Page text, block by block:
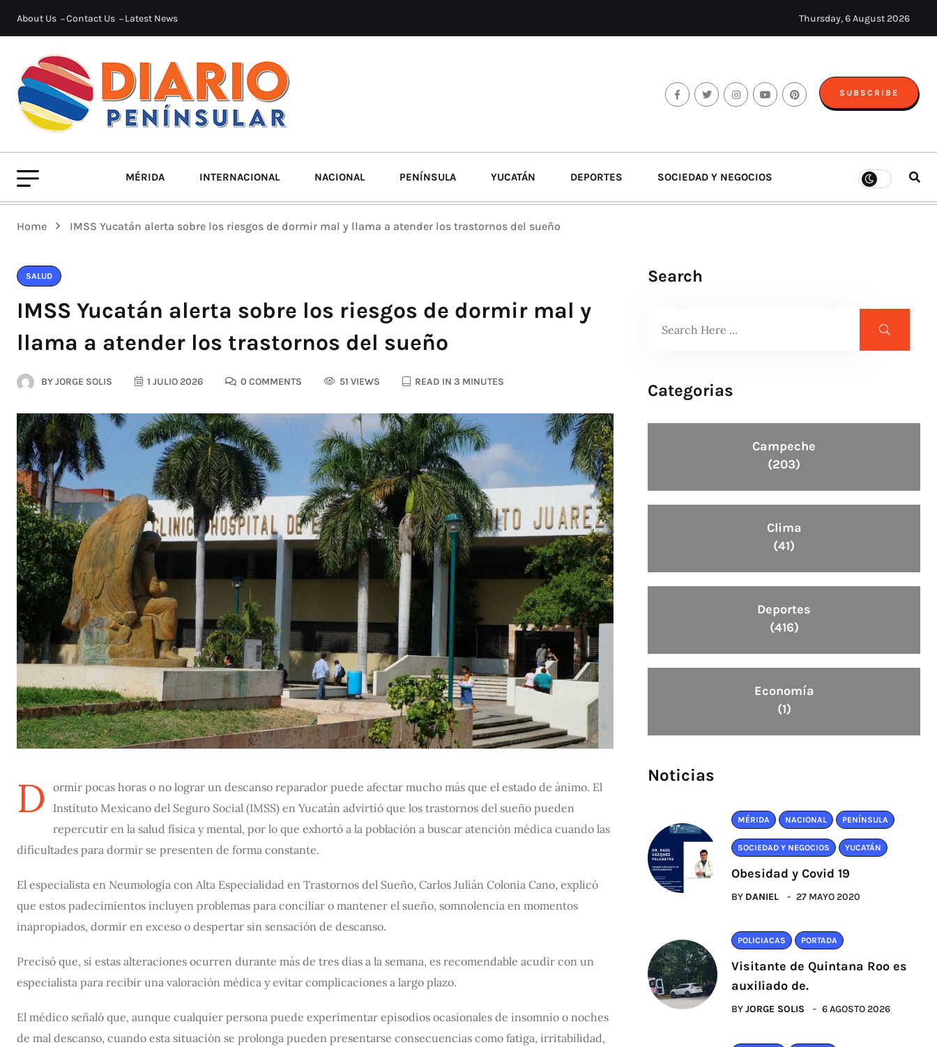
About Us Contact Us Latest News Thursday, 6 August 2026
SUBSCRIBE
MÉRIDA INTERNACIONAL NACIONAL PENÍNSULA YUCATÁN DEPORTES SOCIEDAD Y NEGOCIOS
Home IMSS Yucatán alerta sobre los riesgos de dormir mal y llama a atender los trastornos del sueño
SALUD
IMSS Yucatán alerta sobre los riesgos de dormir mal y
llama a atender los trastornos del sueño
BYJORGE SOLIS 1 JULIO 2026 0 COMMENTS 51 VIEWS READ IN 3 MINUTES
D ormir pocas horas o no lograr un descanso reparador puede afectar mucho más que el estado de ánimo. El
Instituto Mexicano del Seguro Social (IMSS) en Yucatán advirtió que los trastornos del sueño pueden
repercutir en la salud física y mental, por lo que exhortó a la población a buscar atención médica cuando las
dificultades para dormir se presenten de forma constante.
El especialista en Neumología con Alta Especialidad en Trastornos del Sueño, Carlos Julián Colonia Cano, explicó
que estos padecimientos incluyen problemas para conciliar o mantener el sueño, somnolencia en momentos
inapropiados, dormir en exceso o despertar sin sensación de descanso.
Precisó que, si estas alteraciones ocurren durante más de tres días a la semana, es recomendable acudir con un
especialista para recibir una valoración médica y evitar complicaciones a largo plazo.
El médico señaló que, aunque cualquier persona puede experimentar episodios ocasionales de insomnio o noches
de mal descanso, cuando esta situación se prolonga pueden presentarse consecuencias como fatiga, irritabilidad,
Search
Categorias
Campeche
(203)
Clima
(41)
Deportes
(416)
Economía
(1)
Noticias
MÉRIDA NACIONAL PENÍNSULA
SOCIEDAD Y NEGOCIOS YUCATÁN
Obesidad y Covid 19
BY DANIEL 27 MAYO 2020
POLICIACAS PORTADA
Visitante de Quintana Roo es
auxiliado de.
BYJORGE SOLIS 6 AGOSTO 2026